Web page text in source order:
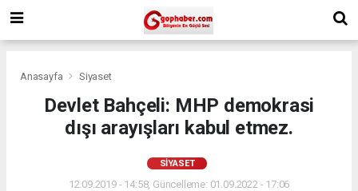
Anasayfa Siyaset
Devlet Bahçeli: MHP demokrasi
dışı arayışları kabul etmez.
SIYASET
12.09.2019 - 14:58, Güncelleme: 01.09.2022 - 17:06